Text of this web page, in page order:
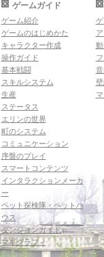
ゲームガイド
ゲーム紹介
ゲームのはじめかた
キャラクター作成
操作ガイド
基本戦闘
スキルシステム
生産
ステータス
エリンの世界
町のシステム
コミュニケーション
序盤のプレイ
スマートコンテンツ
インタラクションメーカ
ー
ペット探検隊・ペットハ
ウス
ダンジョンガイド
マギグラフィ